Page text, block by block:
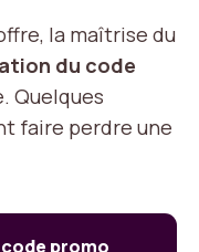
la maîtrise du
du code
Quelques
faire perdre une
promo